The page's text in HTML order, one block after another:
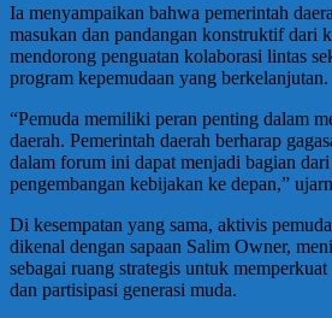
Ia menyampaikan bahwa pemerintah
masukan dan pandangan konstruktif dari
mendorong penguatan kolaborasi lintas
program kepemudaan yang berkelanjutan.
“Pemuda memiliki peran penting dalam
daerah. Pemerintah daerah berharap
dalam forum ini dapat menjadi bagian dari
pengembangan kebijakan ke depan,”
Di kesempatan yang sama, aktivis
dikenal dengan sapaan Salim Owner,
sebagai ruang strategis untuk memperkuat
dan partisipasi generasi muda.